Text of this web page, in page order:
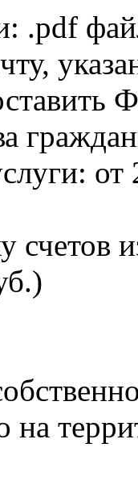
.pdf
от
счетов
на